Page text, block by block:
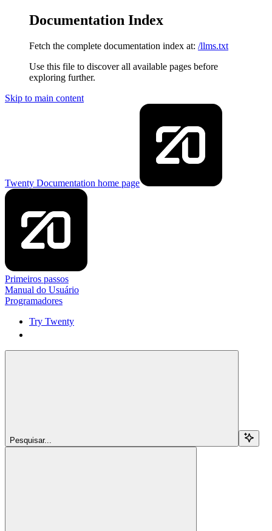
Documentation Index
Fetch the complete documentation index at: /llms.txt
Use this file to discover all available pages before
exploring further.
Skip to main content
Twenty Documentation home page
Primeiros passos
Manual do Usuário
Programadores
Try Twenty
Pesquisar...